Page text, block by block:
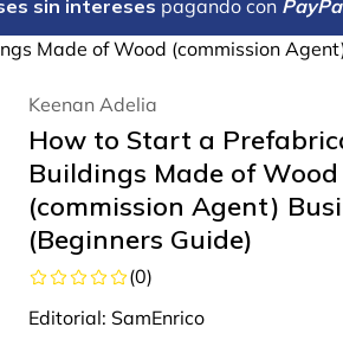
sin intereses pagando con
Made of Wood (commission
Keenan Adelia
How to Start a
Buildings Made of Wood
(commission Agent)
(Beginners Guide)
(0)
Editorial: SamEnrico